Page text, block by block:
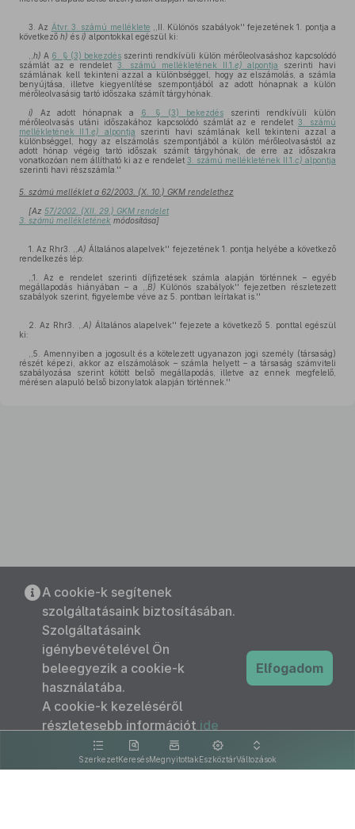
3. Az Átvr. 3. számú melléklete ,,II. Különös szabályok'' fejezetének 1. pontja a
következő h) és i) alpontokkal egészül ki:
h) A 6. § (3) bekezdés szerinti rendkívüli külön mérőleolvasáshoz kapcsolódó
számlát az e rendelet3. számú mellékletének II.1. e) alpontja
szerinti havi
számlának kell tekinteni azzal a különbséggel, hogy az elszámolás, a számla
benyújtása, illetve kiegyenlítése szempontjából az adott hónapnak a külön
mérőleolvasásig tartó időszaka számít tárgyhónak.
i) Az adott hónapnak a 6. § (3) bekezdésszerinti rendkívüli külön
mérőleolvasás utáni időszakához kapcsolódó számlát az e rendelet3. számú
mellékletének II.1.e) alpontja szerinti havi számlának kell tekinteni azzal a
különbséggel, hogy az elszámolás szempontjából a külön mérőleolvasástól az
adott hónap végéig tartó időszak számít tárgyhónak, de erre az időszakra
vonatkozóan nem állítható ki az e rendelet 3. számú mellékletének II.1. c) alpontja
szerinti havi részszámla.''
5. számú melléklet a 62/2003. (X. 10.) GKM rendelethez
[Az 57/2002. (XII. 29.) GKM rendelet
3. számú mellékletének módosítása]
1. Az Rhr3. ,,A) Általános alapelvek'' fejezetének 1. pontja helyébe a következő
rendelkezés lép:
,,1. Az e rendelet szerinti díjfizetések számla alapján történnek – egyéb
megállapodás hiányában – a ,, B) Különös szabályok'' fejezetben részletezett
szabályok szerint, figyelembe véve az 5. pontban leírtakat is.''
2. Az Rhr3. ,, A) Általános alapelvek'' fejezete a következő 5. ponttal egészül
ki:
,,5. Amennyiben a jogosult és a kötelezett ugyanazon jogi személy (társaság)
részét képezi, akkor az elszámolások – számla helyett – a társaság számviteli
szabályozása szerint kötött belső megállapodás, illetve az ennek megfelelő,
mérésen alapuló belső bizonylatok alapján történnek.''
SzerkezetKeresésMegnyitottakEszköztárVáltozások
A cookie-k segítenek
szolgáltatásaink biztosításában.
Szolgáltatásaink
igénybevételével Ön
beleegyezik a cookie-k
használatába.
A cookie-k kezeléséről
részletesebb információt ide
kattintva olvashat.
Elfogadom